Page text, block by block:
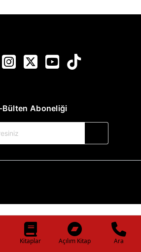
Bülten Aboneliği
Kitaplar Açılım Kitap Ara